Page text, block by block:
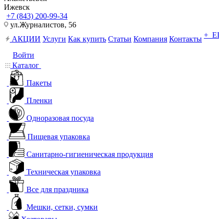
Ижевск
+7 (843) 200-99-34
ул.Журналистов, 56
АКЦИИ Услуги Как купить Статьи Компания Контакты +
Войти
Каталог
Пакеты
Пленки
Одноразовая посуда
Пищевая упаковка
Санитарно-гигиеническая продукция
Техническая упаковка
Все для праздника
Мешки, сетки, сумки